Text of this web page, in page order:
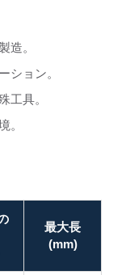
造。
ション。
工具。
。
最大長
(mm)